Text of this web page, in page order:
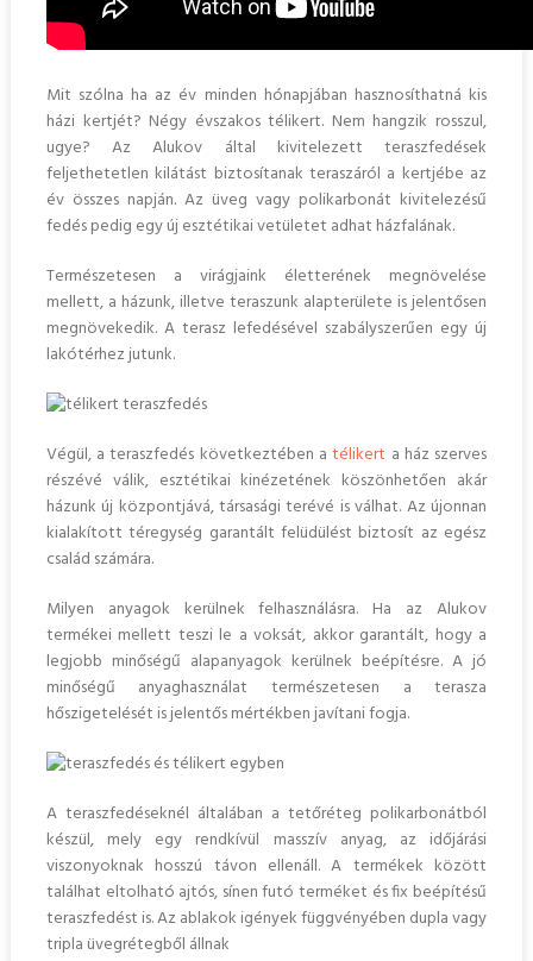
Mit szólna ha az év minden hónapjában hasznosíthatná kis
házi kertjét? Négy évszakos télikert. Nem hangzik rosszul,
ugye? Az Alukov által kivitelezett teraszfedések
feljethetetlen kilátást biztosítanak teraszáról a kertjébe az
év összes napján. Az üveg vagy polikarbonát kivitelezésű
fedés pedig egy új esztétikai vetületet adhat házfalának.
Természetesen a virágjaink életterének megnövelése
mellett, a házunk, illetve teraszunk alapterülete is jelentősen
megnövekedik. A terasz lefedésével szabályszerűen egy új
lakótérhez jutunk.
Végül, a teraszfedés következtében atélikert a ház szerves
részévé válik, esztétikai kinézetének köszönhetően akár
házunk új központjává, társasági terévé is válhat. Az újonnan
kialakított téregység garantált felüdülést biztosít az egész
család számára.
Milyen anyagok kerülnek felhasználásra. Ha az Alukov
termékei mellett teszi le a voksát, akkor garantált, hogy a
legjobb minőségű alapanyagok kerülnek beépítésre. A jó
minőségű anyaghasználat természetesen a terasza
hőszigetelését is jelentős mértékben javítani fogja.
A teraszfedéseknél általában a tetőréteg polikarbonátból
készül, mely egy rendkívül masszív anyag, az időjárási
viszonyoknak hosszú távon ellenáll. A termékek között
találhat eltolható ajtós, sínen futó terméket és fix beépítésű
teraszfedést is. Az ablakok igények függvényében dupla vagy
tripla üvegrétegből állnak